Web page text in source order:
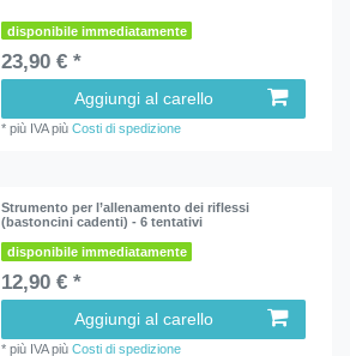
disponibile immediatamente
23,90 € *
Aggiungi al carello
*più IVApiùCosti di spedizione
Strumento per l’allenamento dei riflessi
(bastoncini cadenti) - 6 tentativi
disponibile immediatamente
12,90 € *
Aggiungi al carello
*più IVApiùCosti di spedizione